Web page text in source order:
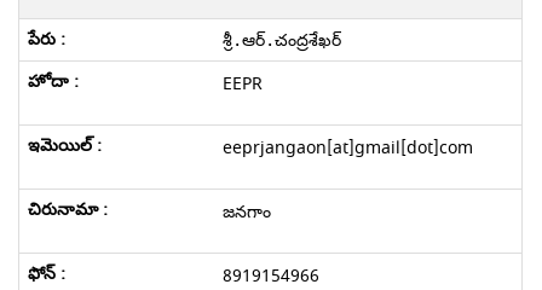
శ్రీ.ఆర్.చంద్రశేఖర్
EEPR
eeprjangaon[at]gmail[dot]com
జనగాం
8919154966